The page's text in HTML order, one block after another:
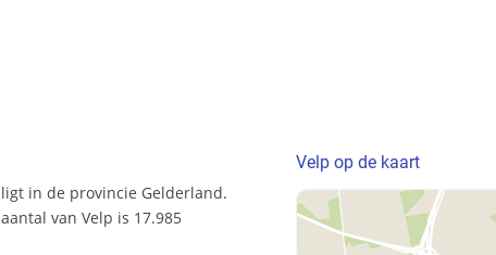
in de provincie Gelderland.
van Velp is 17.985
Velp op de kaart